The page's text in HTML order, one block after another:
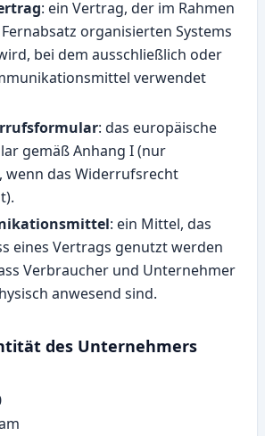
: ein Vertrag, der im Rahmen
organisierten Systems
bei dem ausschließlich oder
verwendet
: das europäische
gemäß Anhang I (nur
wenn das Widerrufsrecht
: ein Mittel, das
eines Vertrags genutzt werden
Verbraucher und Unternehmer
anwesend sind.
des Unternehmers